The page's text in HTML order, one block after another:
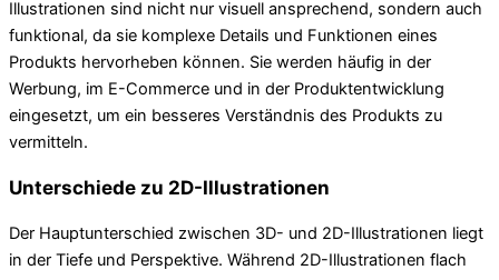
Illustrationen sind nicht nur visuell ansprechend, sondern auch
funktional, da sie komplexe Details und Funktionen eines
Produkts hervorheben können. Sie werden häufig in der
Werbung, im E-Commerce und in der Produktentwicklung
eingesetzt, um ein besseres Verständnis des Produkts zu
vermitteln.
Unterschiede zu 2D-Illustrationen
Der Hauptunterschied zwischen 3D- und 2D-Illustrationen liegt
in der Tiefe und Perspektive. Während 2D-Illustrationen flach